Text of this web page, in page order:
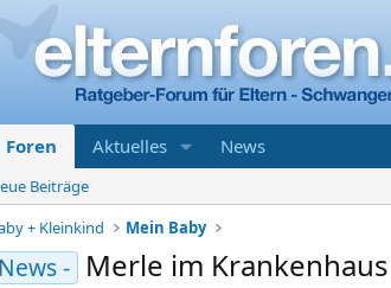
Foren Aktuelles News
Beiträge
+ Kleinkind
Mein Baby
News - Merle im Krankenhaus